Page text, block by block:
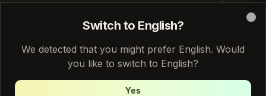
Leah Park Ly4
内容创作者
Switch to English?
We detected that you might prefer English. Would
you like to switch to English?
Yes